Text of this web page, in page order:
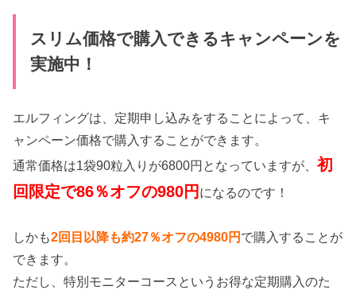
スリム価格で購入できるキャンペーンを
実施中！
エルフィングは、定期申し込みをすることによって、キ
ャンペーン価格で購入することができます。
通常価格は1袋90粒入りが6800円となっていますが、初
回限定で86％オフの980円 になるのです！
しかも2回目以降も約27％オフの4980円 で購入することが
できます。
ただし、特別モニターコースというお得な定期購入のた